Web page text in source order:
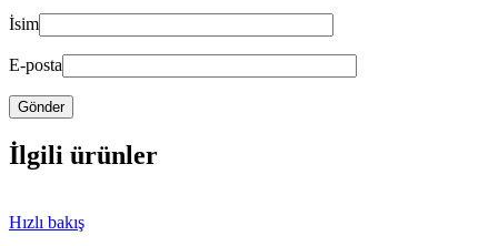
İsim
E-posta
İlgili ürünler
Hızlı bakış